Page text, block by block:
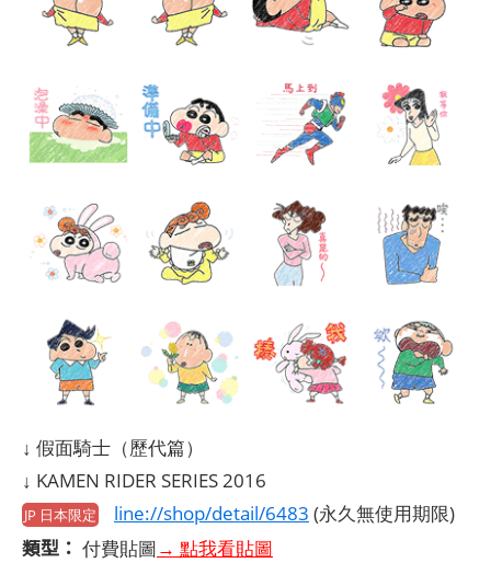
↓ 假面騎士（歷代篇）
↓ KAMEN RIDER SERIES 2016
JP 日本限定 line://shop/detail/6483 (永久無使用期限)
類型： 付費貼圖→ 點我看貼圖